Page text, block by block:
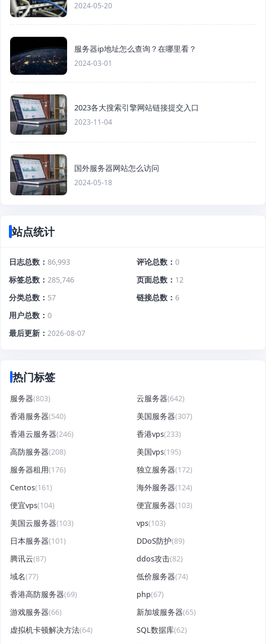
2024-05-20
服务器ip地址怎么查询？在哪里看？
2024-03-01
2023各大搜索引擎网站链接提交入口
2023-11-04
国外服务器网站怎么访问
2024-05-18
站点统计
日志总数 86,993 评论总数
0
标签总数
285,746 页面总数
12
分类总数
57 链接总数
6
用户总数
0
最后更新
2026-08-07
热门标签
服务器(803) 云服务器(642)
香港服务器(540) 美国服务器(307)
香港云服务器(246) 香港vps(233)
高防服务器(208) 美国vps(195)
服务器租用(176) 独立服务器(172)
Centos(161) 海外服务器(124)
便宜vps(104) 便宜服务器(103)
美国云服务器(103) vps(103)
日本服务器(101) DDoS防护(89)
腾讯云(87) ddos攻击(82)
域名(77) 低价服务器(74)
香港高防服务器(69) php(67)
游戏服务器(66) 新加坡服务器(65)
虚拟机卡顿解决方法(64) SQL数据库(62)